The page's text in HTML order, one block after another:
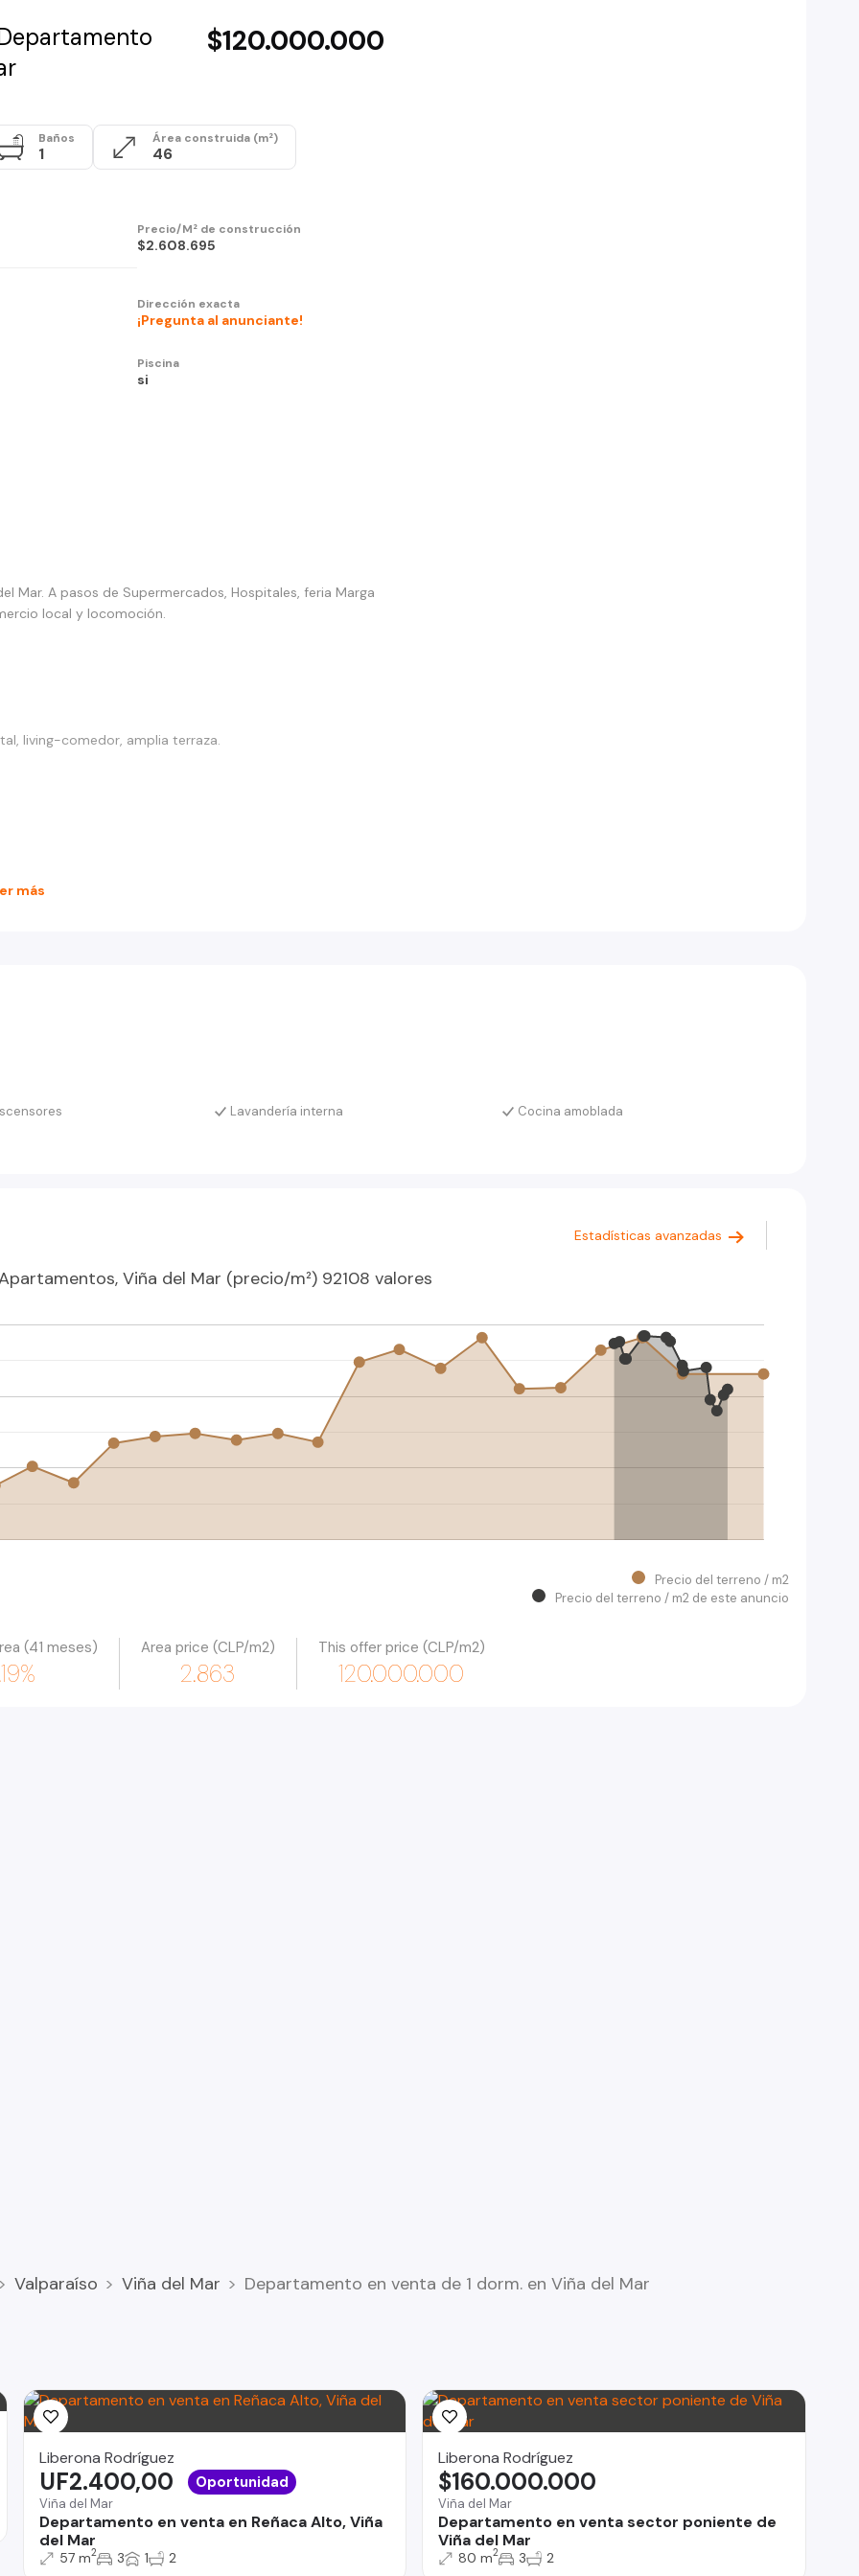
$120.000.000
Baños
1
Área construida (m²)
46
Precio/M² de construcción
$2.608.695
Dirección exacta
¡Pregunta al anunciante!
Piscina
si
Mar. A pasos de Supermercados, Hospitales, feria Marga
local y locomoción.
living-comedor, amplia terraza.
más
Lavandería interna
Cocina amoblada
Viña del Mar (precio/m²) 92108 valores
Estadísticas avanzadas
Precio del terreno / m2
Precio del terreno / m2 de este anuncio
(41 meses) Area price (CLP/m2)
2.863
This offer price (CLP/m2)
120.000.000
Valparaíso Viña del Mar Departamento en venta de 1 dorm. en Viña del Mar
Liberona Rodríguez
Viña del Mar
Departamento en venta en Reñaca Alto, Viña
del Mar
UF2.400,00 Oportunidad
57 m2 3 1 2
Liberona Rodríguez
Viña del Mar
Departamento en venta sector poniente de
Viña del Mar
$160.000.000
80 m2 3 2